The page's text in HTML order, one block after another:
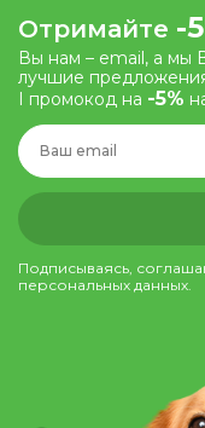
Отримайте -
Вы нам – email, а мы
лучшие
І промокод на -5%
Подписываясь,
персональных данных.